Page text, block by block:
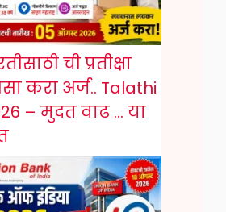
ची प्रतीक्षा
करा अर्ज.. Talathi
– मुदत वाढ … या